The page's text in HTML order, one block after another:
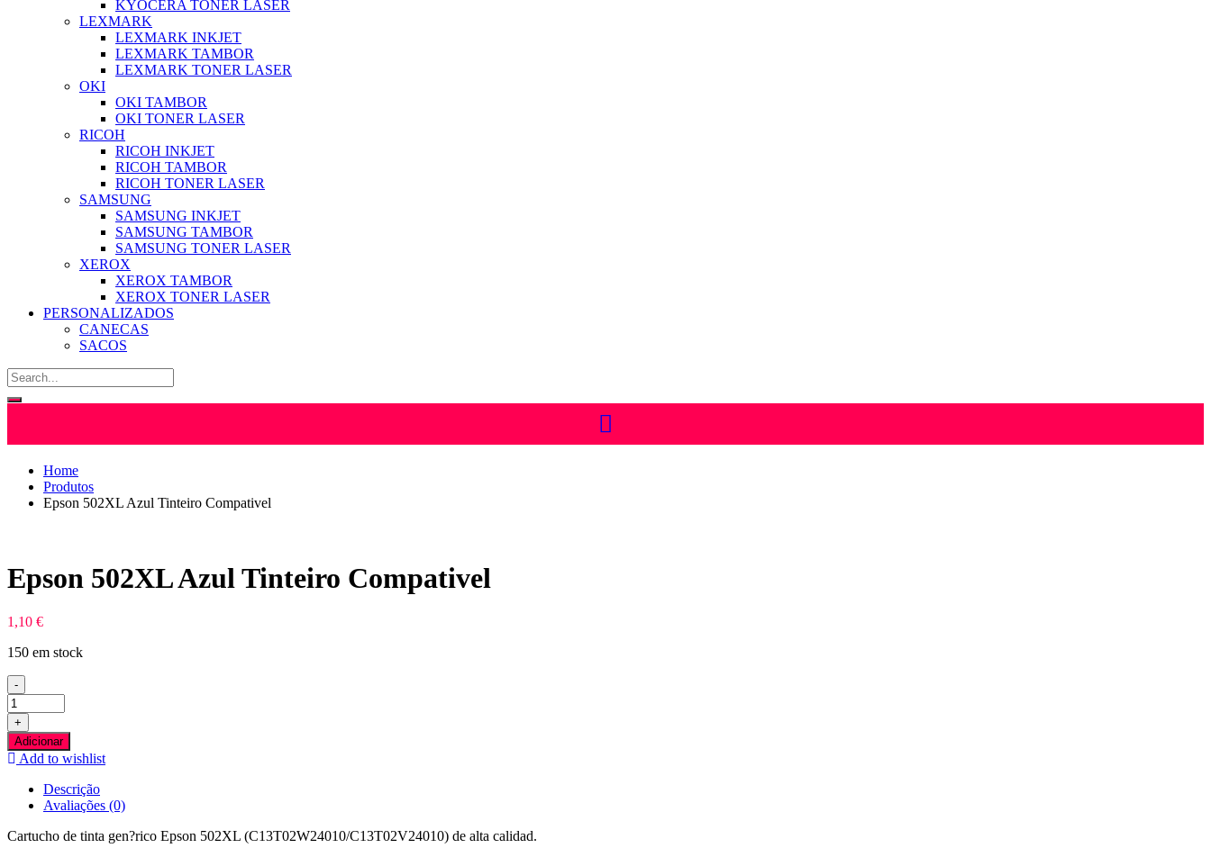
KYOCERA TONER LASER
LEXMARK
LEXMARK INKJET
LEXMARK TAMBOR
LEXMARK TONER LASER
OKI
OKI TAMBOR
OKI TONER LASER
RICOH
RICOH INKJET
RICOH TAMBOR
RICOH TONER LASER
SAMSUNG
SAMSUNG INKJET
SAMSUNG TAMBOR
SAMSUNG TONER LASER
XEROX
XEROX TAMBOR
XEROX TONER LASER
PERSONALIZADOS
CANECAS
SACOS
Home
Produtos
Epson 502XL Azul Tinteiro Compativel
Epson 502XL Azul Tinteiro Compativel
1,10 €
150 em stock
-
Quantidade
de
Epson
502XL
Azul
Tinteiro
Compativel
+
Adicionar
Add to wishlist
Descrição
Avaliações (0)
Cartucho de tinta gen?rico Epson 502XL (C13T02W24010/C13T02V24010) de alta calidad.